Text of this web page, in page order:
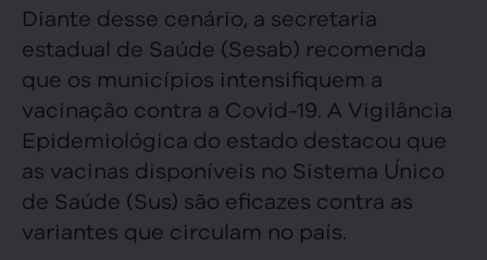
Diante desse cenário, a secretaria
estadual de Saúde (Sesab) recomenda
que os municípios intensifiquem a
vacinação contra a Covid-19. A Vigilância
Epidemiológica do estado destacou que
as vacinas disponíveis no Sistema Único
de Saúde (Sus) são eficazes contra as
variantes que circulam no país.